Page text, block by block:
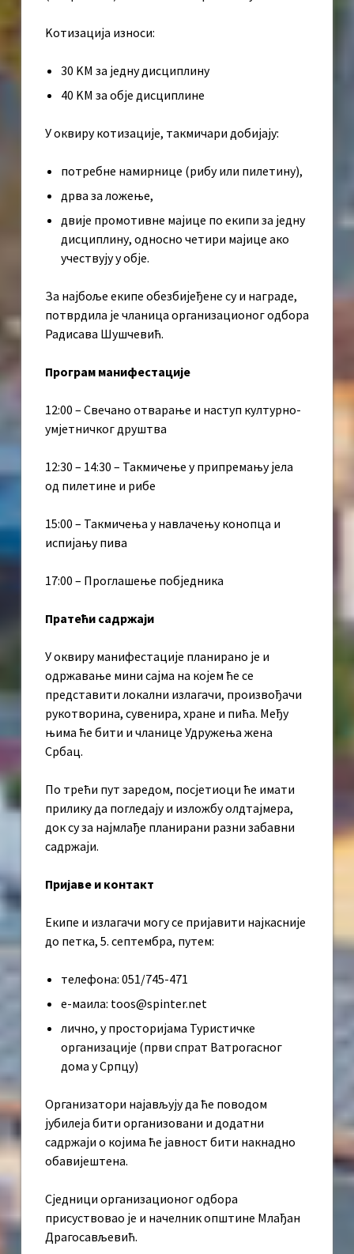
Kотизација износи:
30 KМ за једну дисциплину
40 KМ за обје дисциплине
У оквиру котизације, такмичари добијају:
потребне намирнице (рибу или пилетину),
дрва за ложење,
двије промотивне мајице по екипи за једну
дисциплину, односно четири мајице ако
учествују у обје.
За најбоље екипе обезбијеђене су и награде,
потврдила је чланица организационог одбора
Радисава Шушчевић.
Програм манифестације
12:00 – Свечано отварање и наступ културно-
умјетничког друштва
12:30 – 14:30 – Такмичење у припремању јела
од пилетине и рибе
15:00 – Такмичења у навлачењу конопца и
испијању пива
17:00 – Проглашење побједника
Пратећи садржаји
У оквиру манифестације планирано је и
одржавање мини сајма на којем ће се
представити локални излагачи, произвођачи
рукотворина, сувенира, хране и пића. Међу
њима ће бити и чланице Удружења жена
Србац.
По трећи пут заредом, посјетиоци ће имати
прилику да погледају и изложбу олдтајмера,
док су за најмлађе планирани разни забавни
садржаји.
Пријаве и контакт
Екипе и излагачи могу се пријавити најкасније
до петка, 5. септембра, путем:
телефона: 051/745-471
е-маила: toos@spinter.net
лично, у просторијама Туристичке
организације (први спрат Ватрогасног
дома у Српцу)
Организатори најављују да ће поводом
јубилеја бити организовани и додатни
садржаји о којима ће јавност бити накнадно
обавијештена.
Сједници организационог одбора
присуствовао је и начелник општине Млађан
Драгосављевић.